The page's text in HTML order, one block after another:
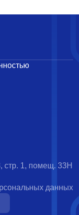
стр. 1, помещ. 33Н
данных